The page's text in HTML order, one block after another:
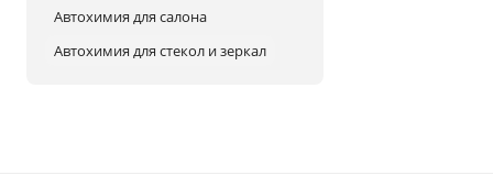
Автохимия для салона
Автохимия для стекол и зеркал